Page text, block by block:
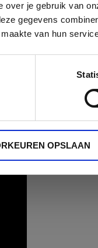
je gebruik van
gegevens
van hun
OPSLAAN
info over de CIM-
en
in België.
The State of the